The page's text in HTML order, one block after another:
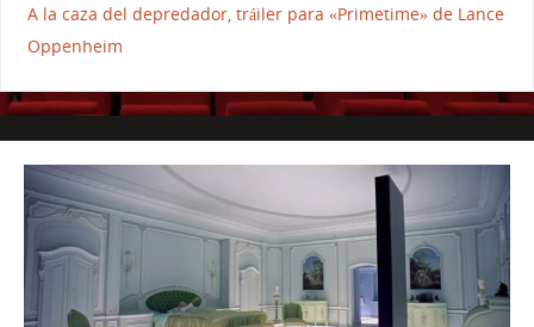
A la caza del depredador, tráiler para «Primetime» de Lance
Oppenheim